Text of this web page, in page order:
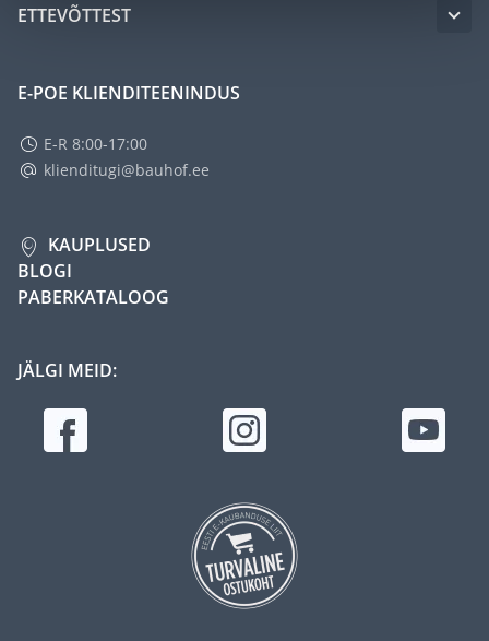
ETTEVÕTTEST
E-POE KLIENDITEENINDUS
E-R 8:00-17:00
klienditugi@bauhof.ee
KAUPLUSED
BLOGI
PABERKATALOOG
JÄLGI MEID: